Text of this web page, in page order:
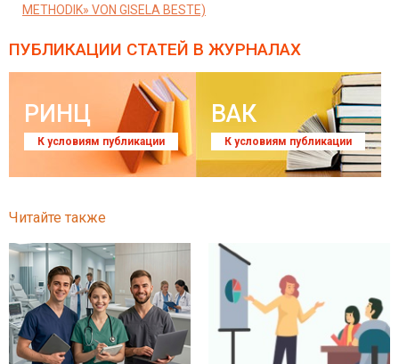
METHODIK» VON GISELA BESTE)
ПУБЛИКАЦИИ СТАТЕЙ В ЖУРНАЛАХ
РИНЦ
К условиям публикации
ВАК
К условиям публикации
Читайте также